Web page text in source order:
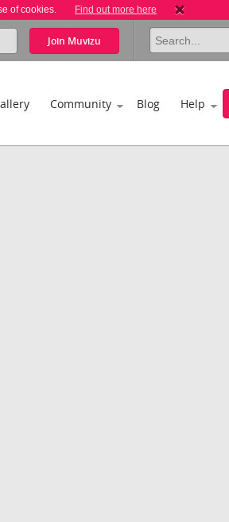
of cookies. Find out more here
Join Muvizu
Community Blog Help